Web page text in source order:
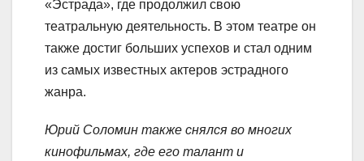
«Эстрада», где продолжил свою
театральную деятельность. В этом театре он
также достиг больших успехов и стал одним
из самых известных актеров эстрадного
жанра.
Юрий Соломин также снялся во многих
кинофильмах, где его талант и